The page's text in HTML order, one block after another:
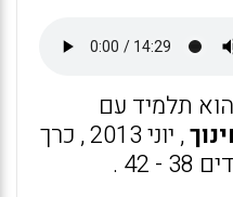
A
p
p
o
o
k
תלמיד עם
, יוני 2013 , כרך